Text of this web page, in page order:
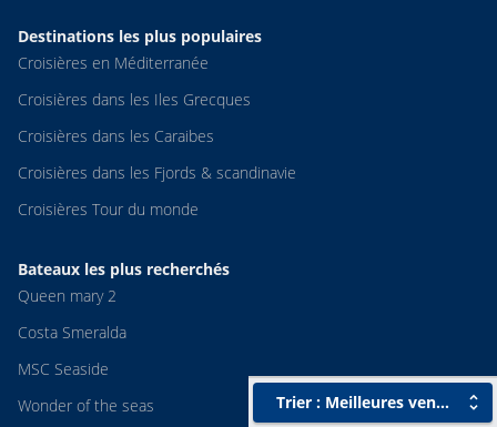
Trier : Meilleures ventes
Destinations les plus populaires
Croisières en Méditerranée
Croisières dans les Iles Grecques
Croisières dans les Caraibes
Croisières dans les Fjords & scandinavie
Croisières Tour du monde
Bateaux les plus recherchés
Queen mary 2
Costa Smeralda
MSC Seaside
Wonder of the seas